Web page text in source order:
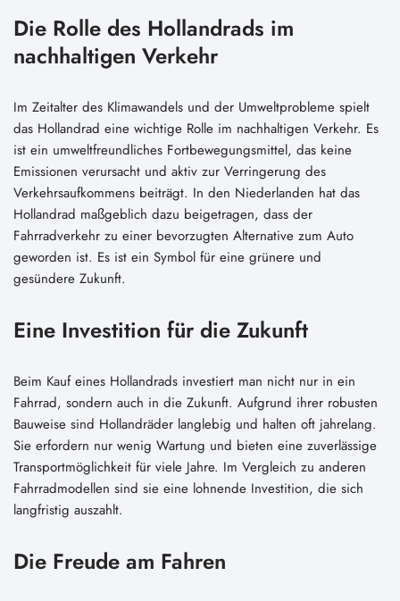
Die Rolle des Hollandrads im
nachhaltigen Verkehr
Im Zeitalter des Klimawandels und der Umweltprobleme spielt
das Hollandrad eine wichtige Rolle im nachhaltigen Verkehr. Es
ist ein umweltfreundliches Fortbewegungsmittel, das keine
Emissionen verursacht und aktiv zur Verringerung des
Verkehrsaufkommens beiträgt. In den Niederlanden hat das
Hollandrad maßgeblich dazu beigetragen, dass der
Fahrradverkehr zu einer bevorzugten Alternative zum Auto
geworden ist. Es ist ein Symbol für eine grünere und
gesündere Zukunft.
Eine Investition für die Zukunft
Beim Kauf eines Hollandrads investiert man nicht nur in ein
Fahrrad, sondern auch in die Zukunft. Aufgrund ihrer robusten
Bauweise sind Hollandräder langlebig und halten oft jahrelang.
Sie erfordern nur wenig Wartung und bieten eine zuverlässige
Transportmöglichkeit für viele Jahre. Im Vergleich zu anderen
Fahrradmodellen sind sie eine lohnende Investition, die sich
langfristig auszahlt.
Die Freude am Fahren